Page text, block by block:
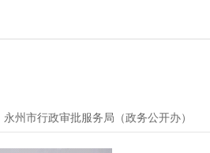
永州市行政审批服务局（政务公开办）